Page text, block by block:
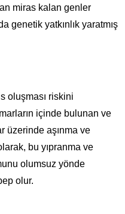
miras kalan genler
genetik yatkınlık yaratmış
oluşması riskini
içinde bulunan ve
üzerinde aşınma ve
bu yıpranma ve
olumsuz yönde
olur.